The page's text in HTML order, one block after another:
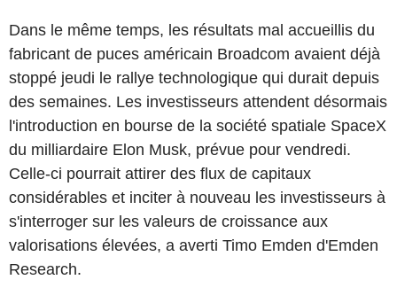
Dans le même temps, les résultats mal accueillis du
fabricant de puces américain Broadcom avaient déjà
stoppé jeudi le rallye technologique qui durait depuis
des semaines. Les investisseurs attendent désormais
l'introduction en bourse de la société spatiale SpaceX
du milliardaire Elon Musk, prévue pour vendredi.
Celle-ci pourrait attirer des flux de capitaux
considérables et inciter à nouveau les investisseurs à
s'interroger sur les valeurs de croissance aux
valorisations élevées, a averti Timo Emden d'Emden
Research.